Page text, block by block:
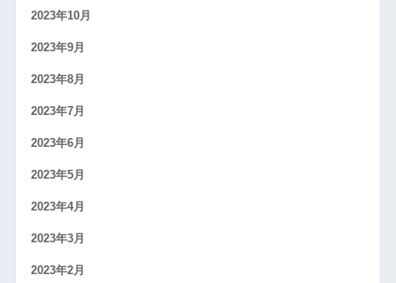
2023年10月
2023年9月
2023年8月
2023年7月
2023年6月
2023年5月
2023年4月
2023年3月
2023年2月